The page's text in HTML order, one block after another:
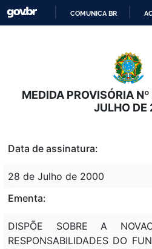
O
COMUNICA BR
MEDIDA PROVISÓRIA
JULHO
Data de assinatura:
28 de Julho de 2000
Ementa:
DISPÕE SOBRE A
RESPONSABILIDADES DO